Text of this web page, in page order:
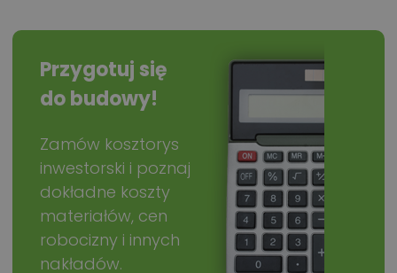
Przygotuj się
do budowy!
Zamów kosztorys
inwestorski i poznaj
dokładne koszty
materiałów, cen
robocizny i innych
nakładów.